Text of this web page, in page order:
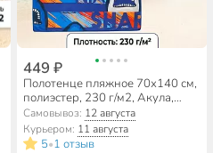
449 ₽
Полотенце пляжное 70х140 см,
полиэстер, 230 г/м2, Акула,
Китай, A160157
Самовывоз: 12 августа
Курьером: 11 августа
5•1 отзыв